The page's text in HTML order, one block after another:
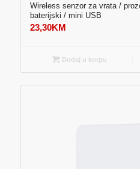
Wireless senzor za vrata /
baterijski / mini USB
23,30KM
Dodaj u korpu